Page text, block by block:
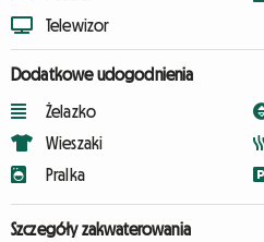
Telewizor
Dodatkowe udogodnienia
Żelazko
Wieszaki
Pralka
Szczegóły zakwaterowania